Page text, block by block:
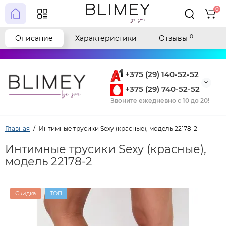
+375 (29) 140-52-52
+375 (29) 740-52-52
Звоните ежедневно с 10 до 20!
0
Главная Интимные трусики Sexy (красные), модель 22178-2
Интимные трусики Sexy (красные),
модель 22178-2
Скидка ТОП
Описание Характеристики Отзывы 0